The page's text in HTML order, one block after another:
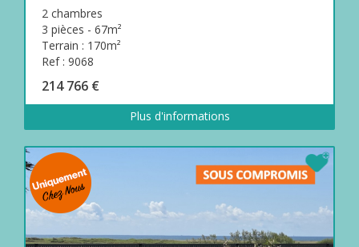
2 chambres
3 pièces - 67m²
Terrain : 170m²
Ref : 9068
214 766 €
Plus d'informations